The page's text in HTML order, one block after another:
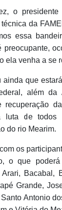
o
da
essa
preocupante,
ela venha a se
ainda que
além da
recuperação
luta de todos
do rio Mearim.
os
o que
Arari, Bacabal,
Grande,
Antonio